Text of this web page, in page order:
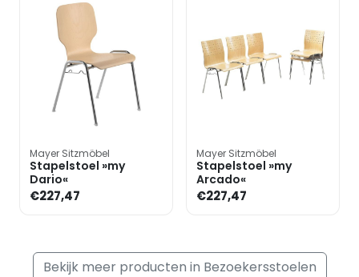
Mayer Sitzmöbel
Stapelstoel »my
Dario«
€227,47
Mayer Sitzmöbel
Stapelstoel »my
Arcado«
€227,47
Bekijk meer producten in Bezoekersstoelen